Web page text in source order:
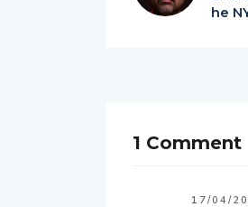
he
1 Comment
17/04/